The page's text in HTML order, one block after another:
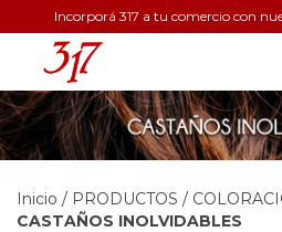
Incorporá 317 a tu comercio con
Inicio / PRODUCTOS /
CASTAÑOS INOLVIDABLES